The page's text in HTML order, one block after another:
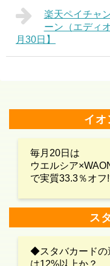
楽天ペイチャ
ーン（エディ
月30日】
イオ
毎月20日は
ウエルシア
で実質33.3％オフ
ス
◆スタバカードの
は12%以上か？